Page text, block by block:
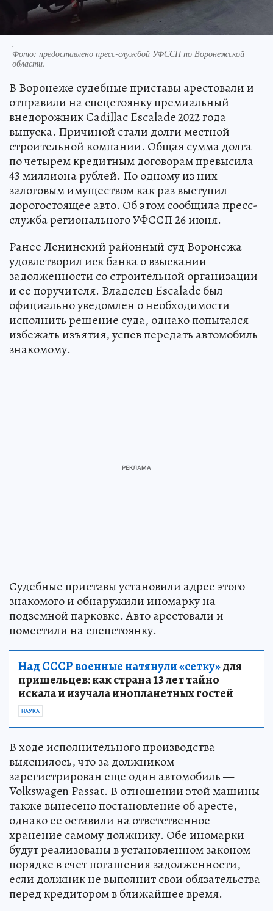
.
Фото: предоставлено пресс-службой УФССП по Воронежской
области.
В Воронеже судебные приставы арестовали и
отправили на спецстоянку премиальный
внедорожник Cadillac Escalade 2022 года
выпуска. Причиной стали долги местной
строительной компании. Общая сумма долга
по четырем кредитным договорам превысила
43 миллиона рублей. По одному из них
залоговым имуществом как раз выступил
дорогостоящее авто. Об этом сообщила пресс-
служба регионального УФССП 26 июня.
Ранее Ленинский районный суд Воронежа
удовлетворил иск банка о взыскании
задолженности со строительной организации
и ее поручителя. Владелец Escalade был
официально уведомлен о необходимости
исполнить решение суда, однако попытался
избежать изъятия, успев передать автомобиль
знакомому.
Судебные приставы установили адрес этого
знакомого и обнаружили иномарку на
подземной парковке. Авто арестовали и
поместили на спецстоянку.
Над СССР военные натянули «сетку»для
пришельцев: как страна 13 лет тайно
искала и изучала инопланетных гостей
НАУКА
В ходе исполнительного производства
выяснилось, что за должником
зарегистрирован еще один автомобиль —
Volkswagen Passat. В отношении этой машины
также вынесено постановление об аресте,
однако ее оставили на ответственное
хранение самому должнику. Обе иномарки
будут реализованы в установленном законом
порядке в счет погашения задолженности,
если должник не выполнит свои обязательства
перед кредитором в ближайшее время.